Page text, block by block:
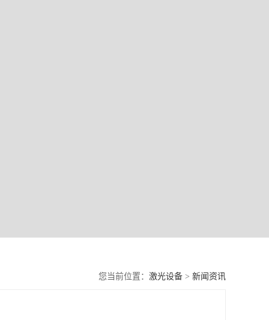
您当前位置： 激光设备 > 新闻资讯